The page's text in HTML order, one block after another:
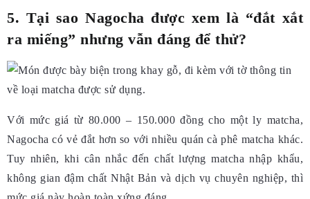
5. Tại sao Nagocha được xem là “đắt xắt
ra miếng” nhưng vẫn đáng để thử?
Với mức giá từ 80.000 – 150.000 đồng cho một ly matcha,
Nagocha có vẻ đắt hơn so với nhiều quán cà phê matcha khác.
Tuy nhiên, khi cân nhắc đến chất lượng matcha nhập khẩu,
không gian đậm chất Nhật Bản và dịch vụ chuyên nghiệp, thì